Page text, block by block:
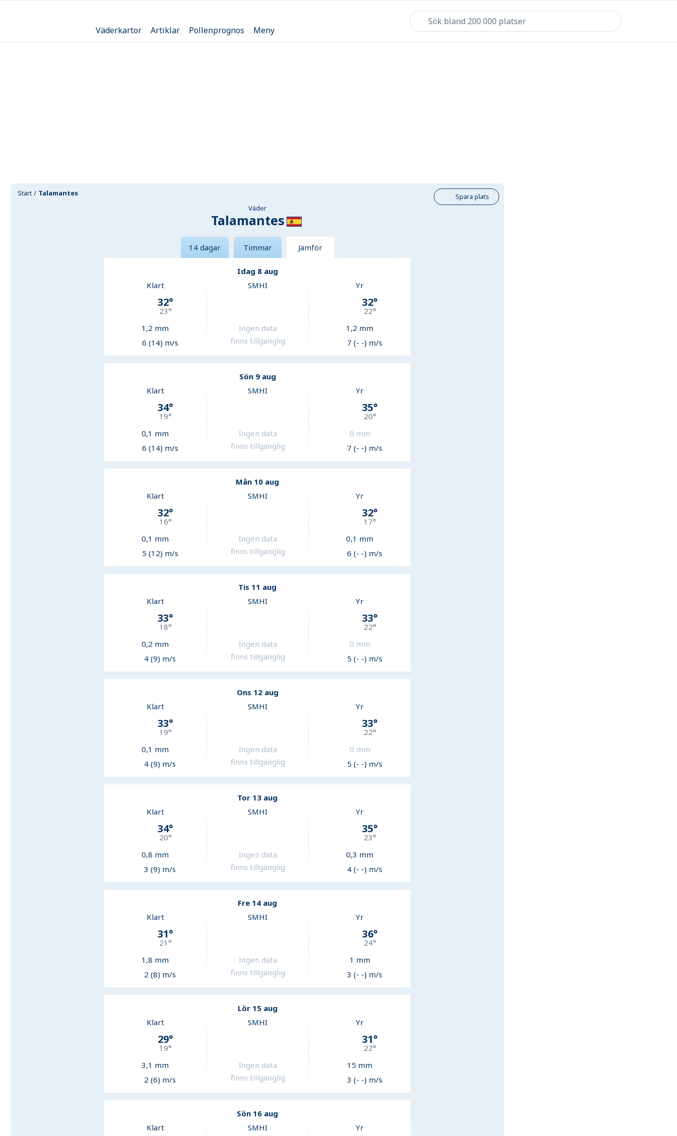
Väderkartor Artiklar Pollenprognos Meny
Start Talamantes
Spara plats
Väder
Talamantes
14 dagar Timmar Jämför
Idag 8 aug
Klart
32°
23°
1,2 mm
6 (14) m/s
SMHI
Ingen data
finns tillgänglig
Yr
32°
22°
1,2 mm
7 (- -) m/s
Sön 9 aug
Klart
34°
19°
0,1 mm
6 (14) m/s
SMHI
Ingen data
finns tillgänglig
Yr
35°
20°
0 mm
7 (- -) m/s
Mån 10 aug
Klart
32°
16°
0,1 mm
5 (12) m/s
SMHI
Ingen data
finns tillgänglig
Yr
32°
17°
0,1 mm
6 (- -) m/s
Tis 11 aug
Klart
33°
18°
0,2 mm
4 (9) m/s
SMHI
Ingen data
finns tillgänglig
Yr
33°
22°
0 mm
5 (- -) m/s
Ons 12 aug
Klart
33°
19°
0,1 mm
4 (9) m/s
SMHI
Ingen data
finns tillgänglig
Yr
33°
22°
0 mm
5 (- -) m/s
Tor 13 aug
Klart
34°
20°
0,8 mm
3 (9) m/s
SMHI
Ingen data
finns tillgänglig
Yr
35°
23°
0,3 mm
4 (- -) m/s
Fre 14 aug
Klart
31°
21 °
1,8 mm
2 (8) m/s
SMHI
Ingen data
finns tillgänglig
Yr
36°
24°
1 mm
3 (- -) m/s
Lör 15 aug
Klart
29°
19°
3,1 mm
2 (6) m/s
SMHI
Ingen data
finns tillgänglig
Yr
31°
22°
15 mm
3 (- -) m/s
Sön 16 aug
Klart
SMHI Yr